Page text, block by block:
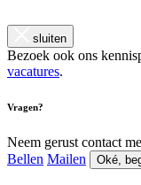
sluiten
Bezoek ook ons
vacatures.
Vragen?
Neem gerust contact
Bellen Mailen Oké,